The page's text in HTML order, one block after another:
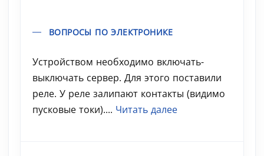
ВОПРОСЫ ПО ЭЛЕКТРОНИКЕ
Устройством необходимо включать-
выключать сервер. Для этого поставили
реле. У реле залипают контакты (видимо
пусковые токи).... Читать далее